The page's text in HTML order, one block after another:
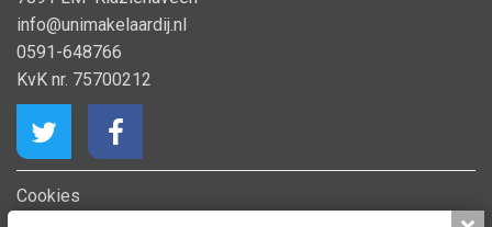
info@unimakelaardij.nl
0591-648766
KvK nr. 75700212
Cookies